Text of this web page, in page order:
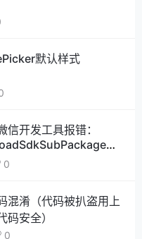
默认样式
信开发工具报错：
0
混淆（代码被扒盗用上
码安全）
0